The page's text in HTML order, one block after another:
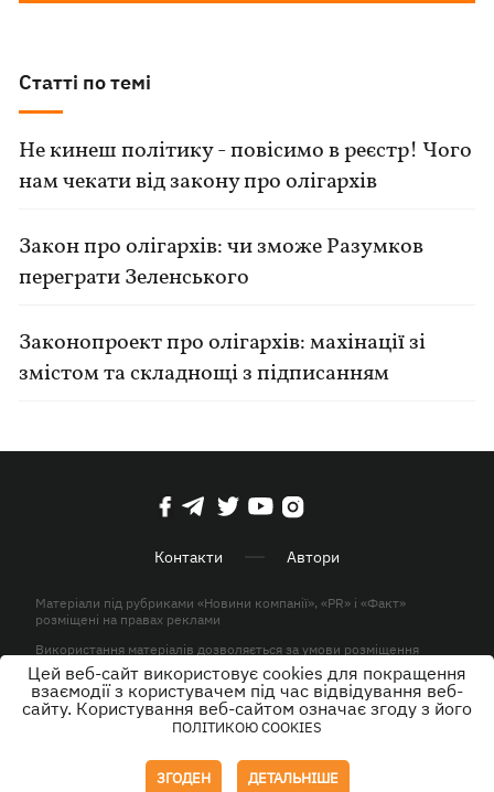
Статті по темі
Не кинеш політику - повісимо в реєстр! Чого
нам чекати від закону про олігархів
Закон про олігархів: чи зможе Разумков
переграти Зеленського
Законопроект про олігархів: махінації зі
змістом та складнощі з підписанням
Контакти Автори
Матеріали під рубриками «Новини компанії», «PR» і «Факт»
розміщені на правах реклами
Використання матеріалів дозволяється за умови розміщення
активного гіперпосилання на KP.UA в першому абзаці.
© ТОВ «ЮЛАВ МЕДІА» 2026. Всі права захищені.
Цей веб-сайт використовує cookies для покращення
взаємодії з користувачем під час відвідування веб-
сайту. Користування веб-сайтом означає згоду з його
ПОЛІТИКОЮ COOKIES
ЗГОДЕН ДЕТАЛЬНІШЕ